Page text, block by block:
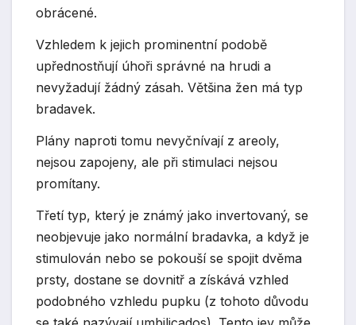
obrácené.
Vzhledem k jejich prominentní podobě
upřednostňují úhoři správné na hrudi a
nevyžadují žádný zásah. Většina žen má typ
bradavek.
Plány naproti tomu nevyčnívají z areoly,
nejsou zapojeny, ale při stimulaci nejsou
promítany.
Třetí typ, který je známý jako invertovaný, se
neobjevuje jako normální bradavka, a když je
stimulován nebo se pokouší se spojit dvěma
prsty, dostane se dovnitř a získává vzhled
podobného vzhledu pupku (z tohoto důvodu